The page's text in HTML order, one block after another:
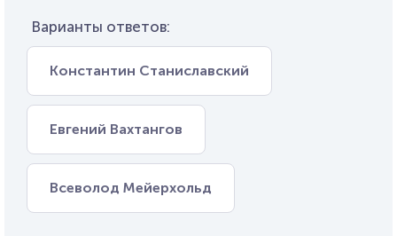
Варианты ответов:
Константин Станиславский
Евгений Вахтангов
Всеволод Мейерхольд